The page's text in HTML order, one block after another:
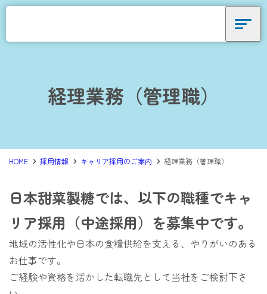
データで見るニッテン
ニッテンが大切にしていること
人を知る
人を知る
インタビューを見る
仕事を知る
経理業務（管理職）
HOME 採用情報 キャリア採用のご案内 経理業務（管理職）
日本甜菜製糖では、以下の職種でキャ
リア採用（中途採用）を募集中です。
地域の活性化や日本の食糧供給を支える、やりがいのある
お仕事です。
ご経験や資格を活かした転職先として当社をご検討下さ